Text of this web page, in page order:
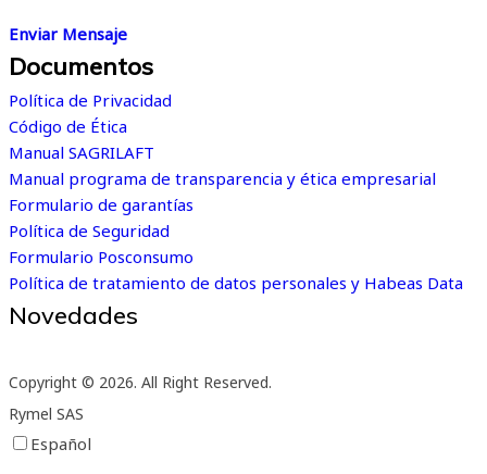
Enviar Mensaje
Documentos
Política de Privacidad
Código de Ética
Manual SAGRILAFT
Manual programa de transparencia y ética empresarial
Formulario de garantías
Política de Seguridad
Formulario Posconsumo
Política de tratamiento de datos personales y Habeas Data
Novedades
Copyright © 2026. All Right Reserved.
Rymel SAS
Español